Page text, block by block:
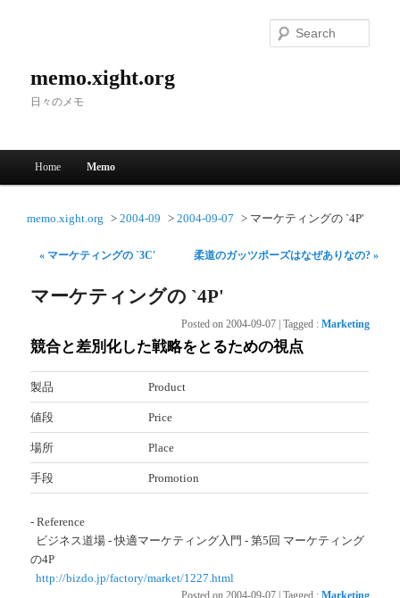
memo.xight.org
日々のメモ
Skip to primary content
Skip to secondary content
Home Memo
memo.xight.org 2004-09 2004-09-07 マーケティングの `4P'
« マーケティングの `3C' 柔道のガッツポーズはなぜありなの? »
マーケティングの `4P'
Posted on 2004-09-07 Tagged : Marketing
競合と差別化した戦略をとるための視点
製品 Product
値段 Price
場所 Place
手段 Promotion
- Reference
ビジネス道場 - 快適マーケティング入門 - 第5回 マーケティング
の4P
http://bizdo.jp/factory/market/1227.html